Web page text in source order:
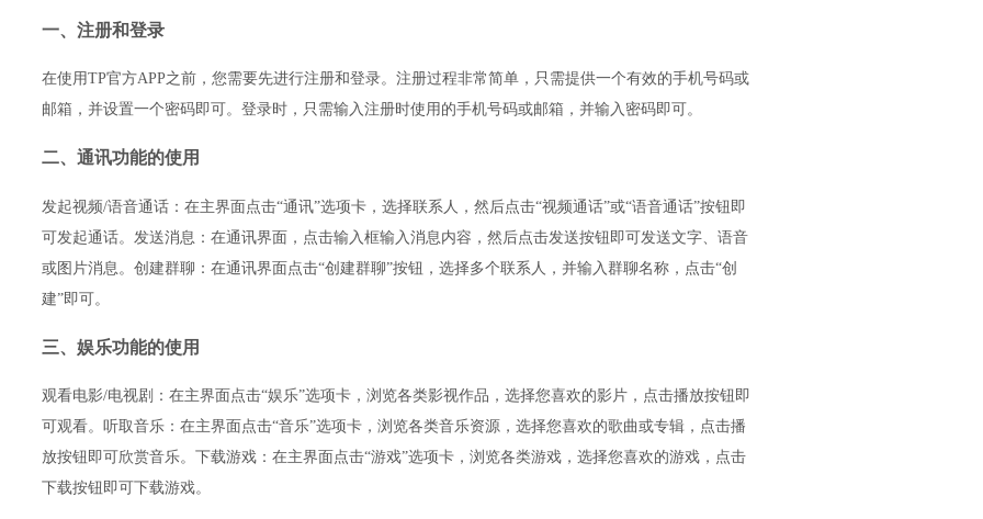
一、注册和登录
在使用TP官方APP之前，您需要先进行注册和登录。注册过程非常简单，只需提供一个有效的手机号码或
邮箱，并设置一个密码即可。登录时，只需输入注册时使用的手机号码或邮箱，并输入密码即可。
二、通讯功能的使用
发起视频/语音通话：在主界面点击“通讯”选项卡，选择联系人，然后点击“视频通话”或“语音通话”按钮即
可发起通话。发送消息：在通讯界面，点击输入框输入消息内容，然后点击发送按钮即可发送文字、语音
或图片消息。创建群聊：在通讯界面点击“创建群聊”按钮，选择多个联系人，并输入群聊名称，点击“创
建”即可。
三、娱乐功能的使用
观看电影/电视剧：在主界面点击“娱乐”选项卡，浏览各类影视作品，选择您喜欢的影片，点击播放按钮即
可观看。听取音乐：在主界面点击“音乐”选项卡，浏览各类音乐资源，选择您喜欢的歌曲或专辑，点击播
放按钮即可欣赏音乐。下载游戏：在主界面点击“游戏”选项卡，浏览各类游戏，选择您喜欢的游戏，点击
下载按钮即可下载游戏。